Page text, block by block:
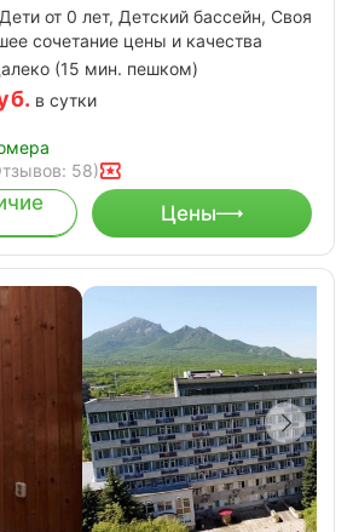
Дети от 0 лет, Детский бассейн, Своя
сочетание цены и качества
(15 мин. пешком)
в сутки
58)
Цены